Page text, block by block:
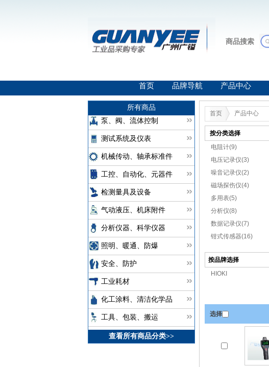
商品搜索
首页 品牌导航 产品中心
所有商品
泵、阀、流体控制
测试系统及仪表
机械传动、轴承标准件
工控、自动化、元器件
检测量具及设备
气动液压、机床附件
分析仪器、科学仪器
照明、暖通、防爆
安全、防护
工业耗材
化工涂料、清洁化学品
工具、包装、搬运
查看所有商品分类>>
首页 产品中心
按分类选择
电阻计(9)
电压记录仪(3)
噪音记录仪(2)
磁场探伤仪(4)
多用表(5)
分析仪(8)
数据记录仪(7)
钳式传感器(16)
按品牌选择
HIOKI
选择